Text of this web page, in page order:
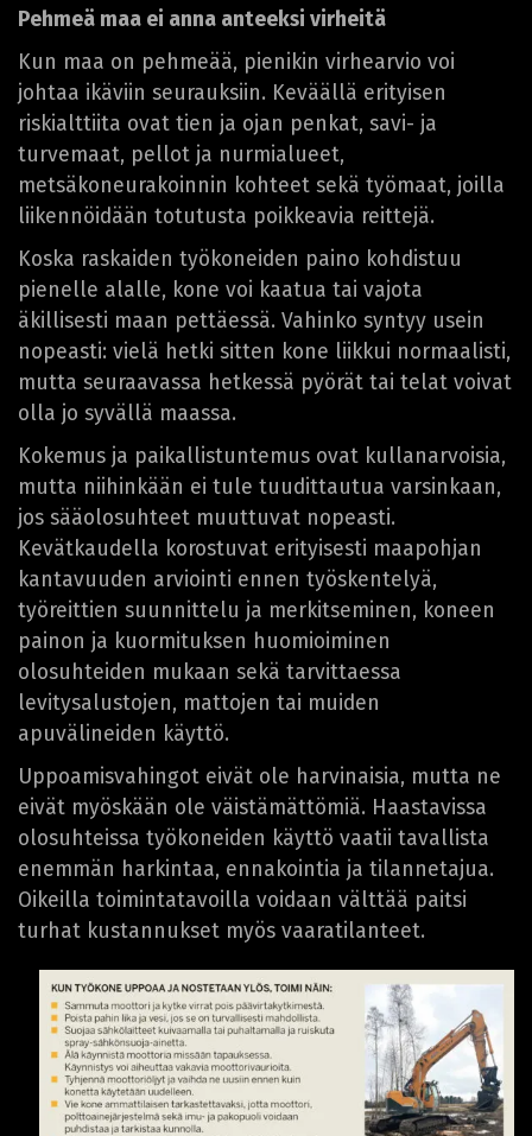
Pehmeä maa ei anna anteeksi virheitä
Kun maa on pehmeää, pienikin virhearvio voi
johtaa ikäviin seurauksiin. Keväällä erityisen
riskialttiita ovat tien ja ojan penkat, savi- ja
turvemaat, pellot ja nurmialueet,
metsäkoneurakoinnin kohteet sekä työmaat, joilla
liikennöidään totutusta poikkeavia reittejä.
Koska raskaiden työkoneiden paino kohdistuu
pienelle alalle, kone voi kaatua tai vajota
äkillisesti maan pettäessä. Vahinko syntyy usein
nopeasti: vielä hetki sitten kone liikkui normaalisti,
mutta seuraavassa hetkessä pyörät tai telat voivat
olla jo syvällä maassa.
Kokemus ja paikallistuntemus ovat kullanarvoisia,
mutta niihinkään ei tule tuudittautua varsinkaan,
jos sääolosuhteet muuttuvat nopeasti.
Kevätkaudella korostuvat erityisesti maapohjan
kantavuuden arviointi ennen työskentelyä,
työreittien suunnittelu ja merkitseminen, koneen
painon ja kuormituksen huomioiminen
olosuhteiden mukaan sekä tarvittaessa
levitysalustojen, mattojen tai muiden
apuvälineiden käyttö.
Uppoamisvahingot eivät ole harvinaisia, mutta ne
eivät myöskään ole väistämättömiä. Haastavissa
olosuhteissa työkoneiden käyttö vaatii tavallista
enemmän harkintaa, ennakointia ja tilannetajua.
Oikeilla toimintatavoilla voidaan välttää paitsi
turhat kustannukset myös vaaratilanteet.